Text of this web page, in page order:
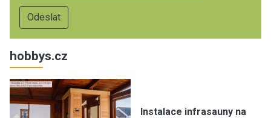
hobbys.cz
Instalace infrasauny na